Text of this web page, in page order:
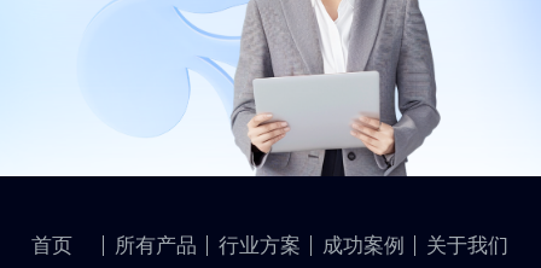
首页 所有产品 行业方案 成功案例 关于我们